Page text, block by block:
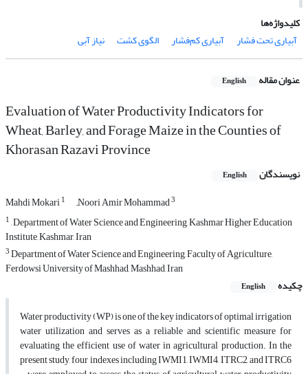
کلیدواژه‌ها
آبیاری تحت فشار
آبیاری کم‌فشار الگوی کشت نیاز آبی
عنوان مقاله English
Evaluation of Water Productivity Indicators for
Wheat, Barley, and Forage Maize in the Counties of
Khorasan Razavi Province
نویسندگان English
Mahdi Mokari1 َََNoori Amir Mohammad3
1, Department of Water Science and Engineering, Kashmar Higher Education
Institute, Kashmar, Iran
3Department of Water Science and Engineering, Faculty of Agriculture,
Ferdowsi University of Mashhad, Mashhad, Iran
چکیده
English
Water productivity (WP) is one of the key indicators of optimal irrigation
water utilization and serves as a reliable and scientific measure for
evaluating the efficient use of water in agricultural production. In the
present study, four indexes including IWMI1, IWMI4, ITRC2, and ITRC6